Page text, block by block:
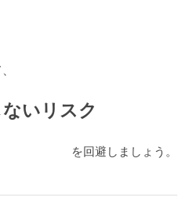
いリスク
を回避しましょう。